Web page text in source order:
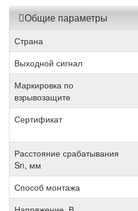
Общие параметры
Страна
Выходной сигнал
Маркировка по
взрывозащите
Сертификат
Расстояние срабатывания
Sn, мм
Способ монтажа